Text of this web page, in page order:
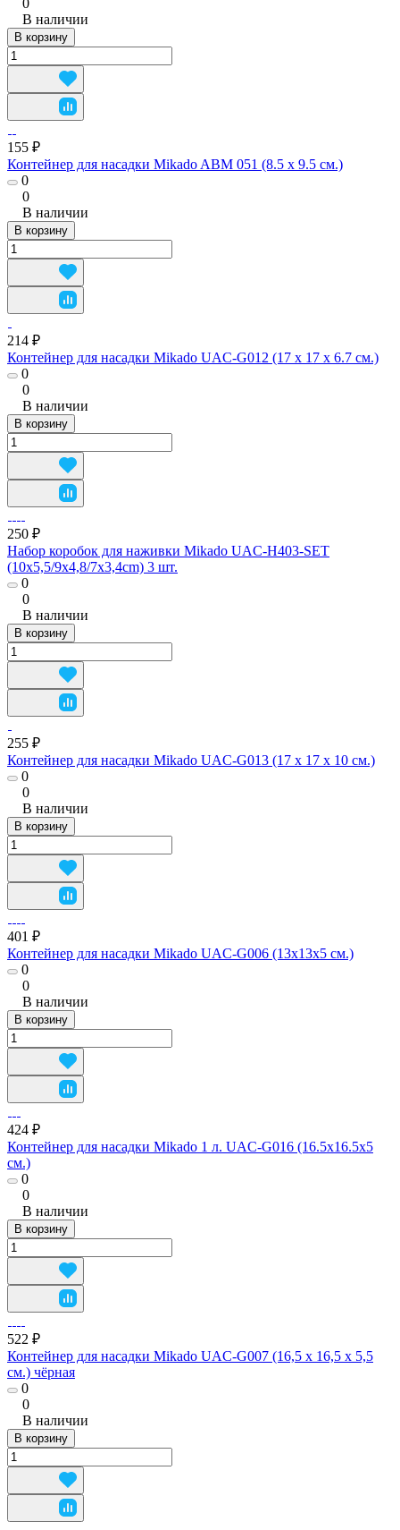
В наличии
В корзину
155 ₽
Контейнер для насадки Mikado ABM 051 (8.5 x 9.5 см.)
0
0
В наличии
В корзину
214 ₽
Контейнер для насадки Mikado UAC-G012 (17 x 17 x 6.7 см.)
0
0
В наличии
В корзину
250 ₽
Набор коробок для наживки Mikado UAC-H403-SET
(10x5,5/9x4,8/7x3,4cm) 3 шт.
0
0
В наличии
В корзину
255 ₽
Контейнер для насадки Mikado UAC-G013 (17 x 17 x 10 см.)
0
0
В наличии
В корзину
401 ₽
Контейнер для насадки Mikado UAC-G006 (13x13x5 см.)
0
0
В наличии
В корзину
424 ₽
Контейнер для насадки Mikado 1 л. UAC-G016 (16.5x16.5х5
см.)
0
0
В наличии
В корзину
522 ₽
Контейнер для насадки Mikado UAC-G007 (16,5 x 16,5 x 5,5
см.) чёрная
0
0
В наличии
В корзину